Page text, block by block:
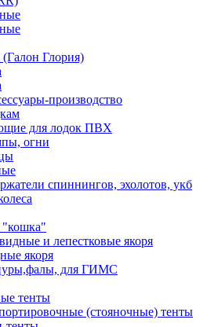
Глория)
производство
для лодок ПВХ
огни
спиннингов, эхолотов, укб
"кошка"
и лепестковые якоря
якоря
для ГИМС
тенты
(стояночные) тенты